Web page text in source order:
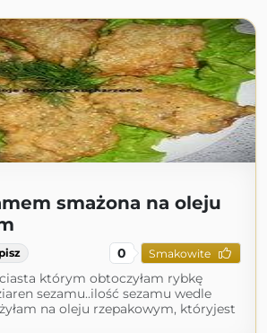
smażona na oleju
0 Smakowite
którym obtoczyłam rybkę
sezamu..ilość sezamu wedle
na oleju rzepakowym, któryjest